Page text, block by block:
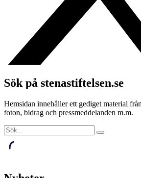
Sök på stenastiftelsen.se
Hemsidan innehåller ett gediget material
foton, bidrag och pressmeddelanden m.m.